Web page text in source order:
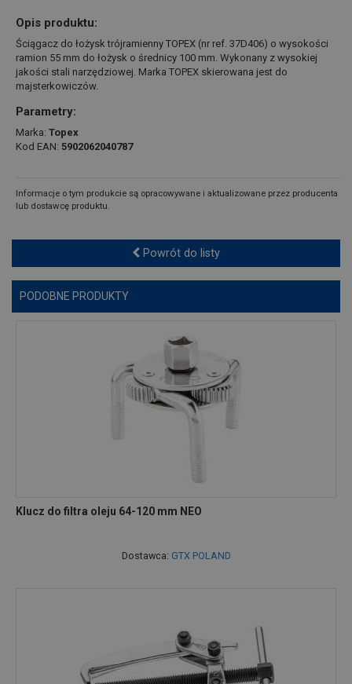
Opis produktu:
Ściągacz do łożysk trójramienny TOPEX (nr ref. 37D406) o wysokości
ramion 55 mm do łożysk o średnicy 100 mm. Wykonany z wysokiej
jakości stali narzędziowej. Marka TOPEX skierowana jest do
majsterkowiczów.
Parametry:
Marka: Topex
Kod EAN: 5902062040787
Informacje o tym produkcie są opracowywane i aktualizowane przez producenta
lub dostawcę produktu.
Powrót do listy
PODOBNE PRODUKTY
Klucz do filtra oleju 64-120 mm NEO
Dostawca: GTX POLAND